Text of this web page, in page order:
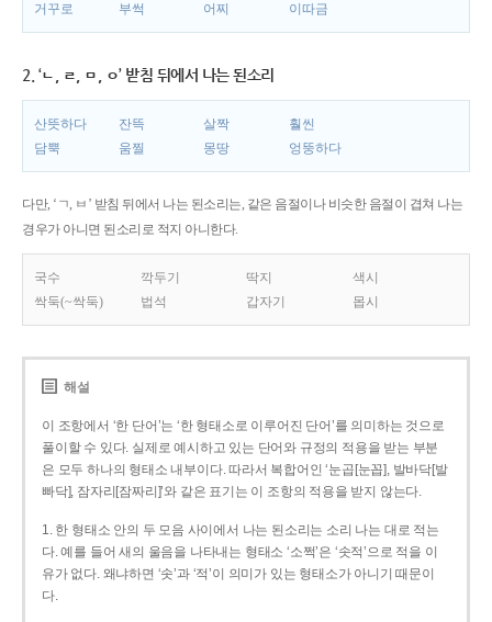
거꾸로
부썩 어찌 이따금
2. ‘ㄴ, ㄹ, ㅁ, ㅇ’ 받침 뒤에서 나는 된소리
산뜻하다 잔뜩 살짝
훨씬
담뿍
움찔 몽땅 엉뚱하다
다만, ‘ㄱ, ㅂ’ 받침 뒤에서 나는 된소리는, 같은 음절이나 비슷한 음절이 겹쳐 나는
경우가 아니면 된소리로 적지 아니한다.
국수 깍두기 딱지
색시
싹둑(~싹둑)
법석 갑자기 몹시
해설
이 조항에서 ‘한 단어’는 ‘한 형태소로 이루어진 단어’를 의미하는 것으로
풀이할 수 있다. 실제로 예시하고 있는 단어와 규정의 적용을 받는 부분
은 모두 하나의 형태소 내부이다. 따라서 복합어인 ‘눈곱[눈꼽], 발바닥[발
빠닥], 잠자리[잠짜리]’와 같은 표기는 이 조항의 적용을 받지 않는다.
1. 한 형태소 안의 두 모음 사이에서 나는 된소리는 소리 나는 대로 적는
다. 예를 들어 새의 울음을 나타내는 형태소 ‘소쩍’은 ‘솟적’으로 적을 이
유가 없다. 왜냐하면 ‘솟’과 ‘적’이 의미가 있는 형태소가 아니기 때문이
다.